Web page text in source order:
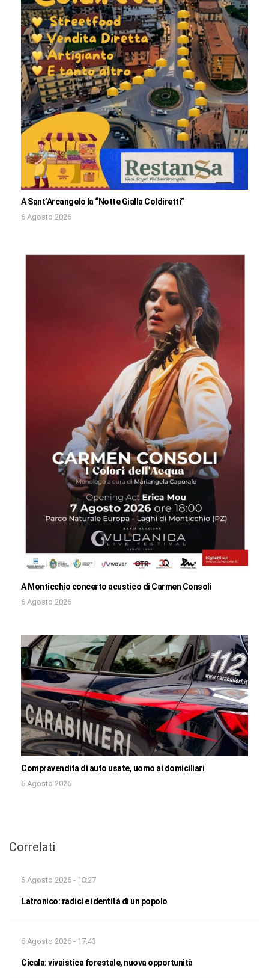
A Sant’Arcangelo la “Notte Gialla Coldiretti”
6 Agosto 2026
A Monticchio concerto acustico di Carmen Consoli
6 Agosto 2026
Compravendita di auto usate, uomo ai domiciliari
6 Agosto 2026
Correlati
6 Agosto 2026 - 18:27
Latronico: radici e identità di un popolo
6 Agosto 2026 - 17:43
Cicala: vivaistica forestale, nuova opportunità